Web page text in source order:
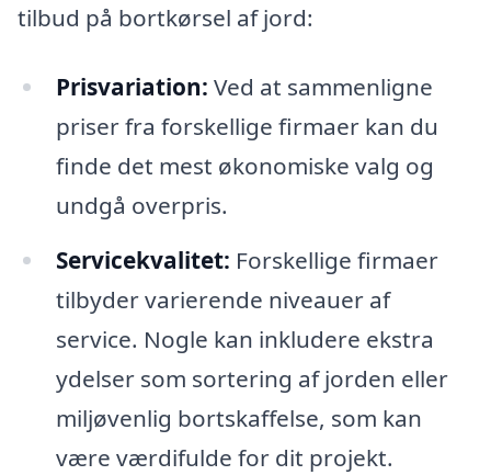
tilbud på bortkørsel af jord:
Prisvariation: Ved at sammenligne
priser fra forskellige firmaer kan du
finde det mest økonomiske valg og
undgå overpris.
Servicekvalitet: Forskellige firmaer
tilbyder varierende niveauer af
service. Nogle kan inkludere ekstra
ydelser som sortering af jorden eller
miljøvenlig bortskaffelse, som kan
være værdifulde for dit projekt.